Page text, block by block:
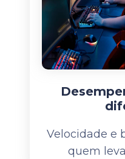
Velocidade e
quem